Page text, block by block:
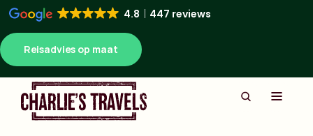
4.8 447 reviews
Reisadvies op maat